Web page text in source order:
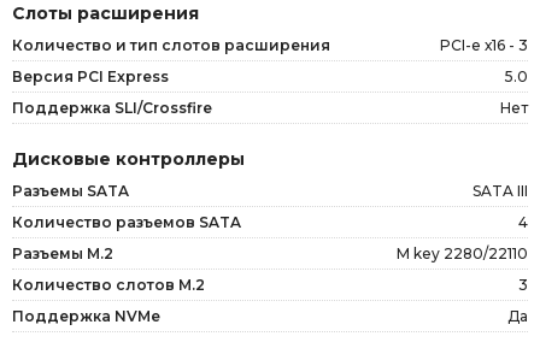
Слоты расширения
Количество и тип слотов расширения
PCI-e х16 - 3
Версия PCI Express
5.0
Поддержка SLI/Crossfire
Нет
Дисковые контроллеры
Разъемы SATA
SATA III
Количество разъемов SATA
4
Разъемы M.2
M key 2280/22110
Количество слотов M.2
3
Поддержка NVMe
Да